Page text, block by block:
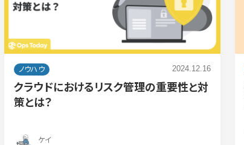
ノウハウ 2024.12.16
クラウドにおけるリスク管理の重要性と対
策とは？
ケイ